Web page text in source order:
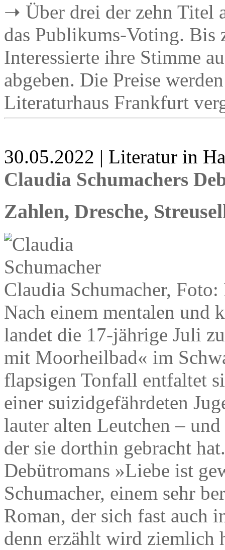
➝ Über drei der zehn Titel
das Publikums-Voting. Bis
Interessierte ihre Stimme
abgeben. Die Preise
Literaturhaus Frankfurt
30.05.2022 | Literatur in
Claudia Schumachers
Zahlen, Dresche,
Claudia Schumacher, Foto:
Nach einem mentalen und
landet die 17-jährige Juli
mit Moorheilbad« im
flapsigen Tonfall entfaltet
einer suizidgefährdeten
lauter alten Leutchen –
der sie dorthin gebracht
Debütromans »Liebe ist
Schumacher, einem sehr
Roman, der sich fast auch
denn erzählt wird ziemlich